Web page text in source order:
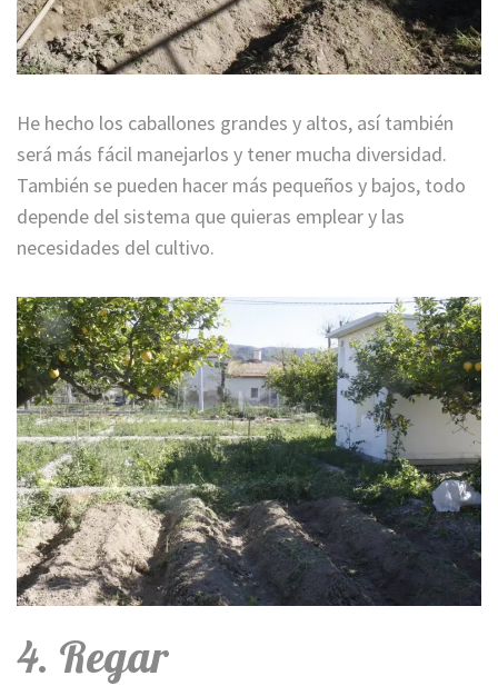
He hecho los caballones grandes y altos, así también
será más fácil manejarlos y tener mucha diversidad.
También se pueden hacer más pequeños y bajos, todo
depende del sistema que quieras emplear y las
necesidades del cultivo.
4. Regar